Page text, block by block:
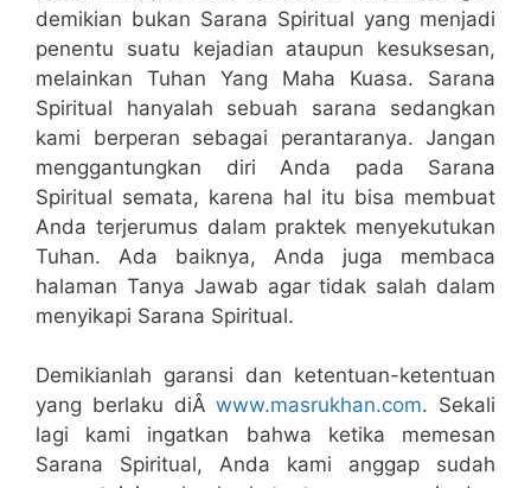
demikian bukan Sarana Spiritual yang menjadi
penentu suatu kejadian ataupun kesuksesan,
melainkan Tuhan Yang Maha Kuasa. Sarana
Spiritual hanyalah sebuah sarana sedangkan
kami berperan sebagai perantaranya. Jangan
menggantungkan diri Anda pada Sarana
Spiritual semata, karena hal itu bisa membuat
Anda terjerumus dalam praktek menyekutukan
Tuhan. Ada baiknya, Anda juga membaca
halaman Tanya Jawab agar tidak salah dalam
menyikapi Sarana Spiritual.
Demikianlah garansi dan ketentuan-ketentuan
yang berlaku diÂwww.masrukhan.com. Sekali
lagi kami ingatkan bahwa ketika memesan
Sarana Spiritual, Anda kami anggap sudah